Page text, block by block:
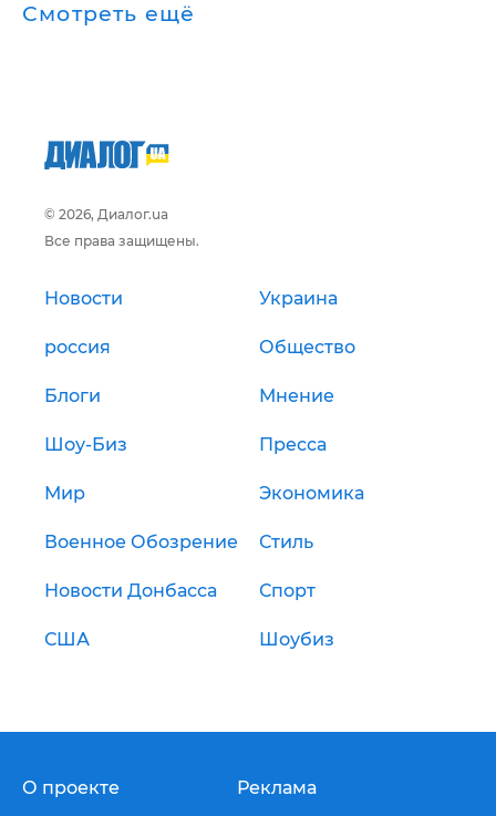
Смотреть ещё
© 2026, Диалог.ua
Все права защищены.
Новости Украина
россия Общество
Блоги Мнение
Шоу-Биз Пресса
Мир Экономика
Военное Обозрение Стиль
Новости Донбасса Спорт
США Шоубиз
О проекте Реклама